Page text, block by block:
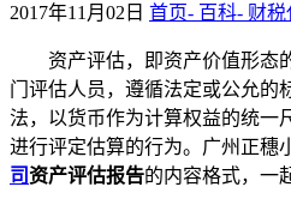
2017年11月02日 首页- 百科- 财税
资产评估，即资产价值形态
门评估人员，遵循法定或公允的
法，以货币作为计算权益的统一
进行评定估算的行为。广州正穗
司资产评估报告的内容格式，一